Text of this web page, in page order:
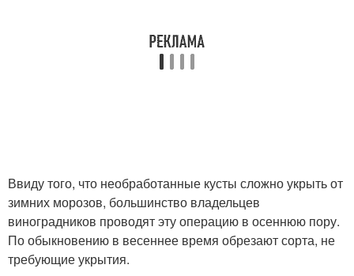
Ввиду того, что необработанные кусты сложно укрыть от
зимних морозов, большинство владельцев
виноградников проводят эту операцию в осеннюю пору.
По обыкновению в весеннее время обрезают сорта, не
требующие укрытия.